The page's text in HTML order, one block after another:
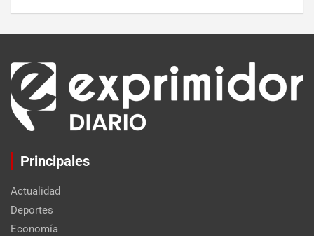
Principales
Actualidad
Deportes
Economía